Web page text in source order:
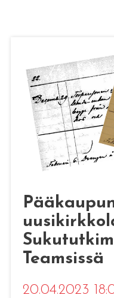
Teamsissä
20.04.2023